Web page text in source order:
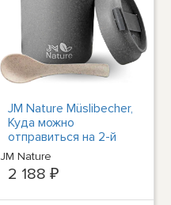
JM Nature Müslibecher,
Куда можно
отправиться на 2-й
день после начала
занятий йогой в mit
Deckel & Löffel
JM Nature
2 188 ₽